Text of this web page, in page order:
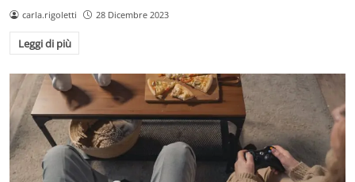
carla.rigoletti 28 Dicembre 2023
Leggi di più